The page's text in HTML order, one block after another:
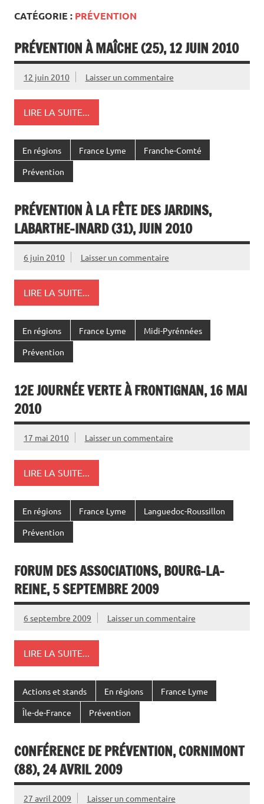
CATÉGORIE : PRÉVENTION
PRÉVENTION À MAÎCHE (25), 12 JUIN 2010
12 juin 2010 Laisser un commentaire
LIRE LA SUITE...
En régions France Lyme Franche-Comté
Prévention
PRÉVENTION À LA FÊTE DES JARDINS,
LABARTHE-INARD (31), JUIN 2010
6 juin 2010 Laisser un commentaire
LIRE LA SUITE...
En régions France Lyme Midi-Pyrénnées
Prévention
12E JOURNÉE VERTE À FRONTIGNAN, 16 MAI
2010
17 mai 2010 Laisser un commentaire
LIRE LA SUITE...
En régions France Lyme Languedoc-Roussillon
Prévention
FORUM DES ASSOCIATIONS, BOURG-LA-
REINE, 5 SEPTEMBRE 2009
6 septembre 2009 Laisser un commentaire
LIRE LA SUITE...
Actions et stands En régions France Lyme
Île-de-France Prévention
CONFÉRENCE DE PRÉVENTION, CORNIMONT
(88), 24 AVRIL 2009
27 avril 2009 Laisser un commentaire